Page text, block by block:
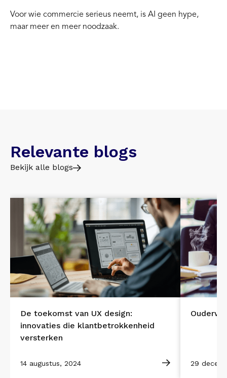
Voor wie commercie serieus neemt, is AI geen hype,
maar meer en meer noodzaak.
Relevante blogs
Bekijk alle blogs
De toekomst van UX design:
innovaties die klantbetrokkenheid
versterken
14 augustus, 2024 29